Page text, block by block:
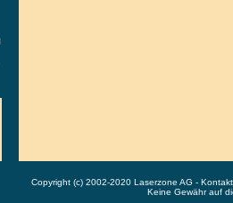
Copyright (c) 2002-2020 Laserzone AG -
Keine Gewähr auf